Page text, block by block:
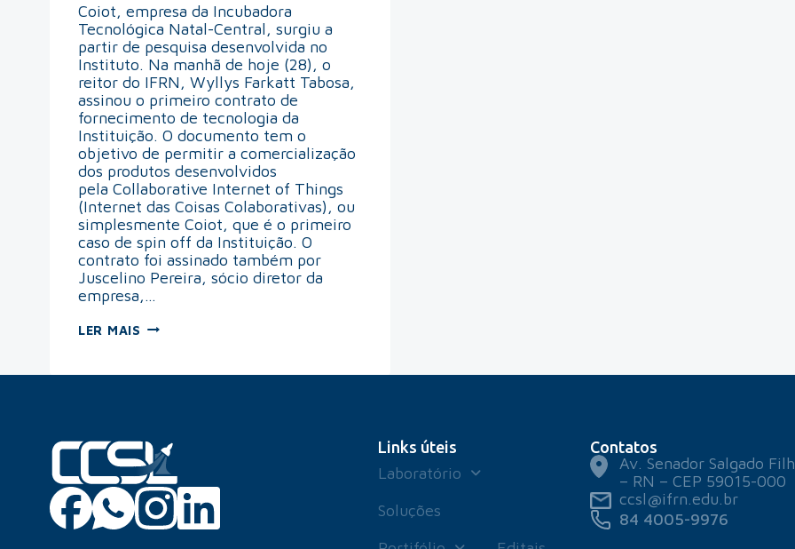
Coiot, empresa da Incubadora
Tecnológica Natal-Central, surgiu a
partir de pesquisa desenvolvida no
Instituto. Na manhã de hoje (28), o
reitor do IFRN, Wyllys Farkatt Tabosa,
assinou o primeiro contrato de
fornecimento de tecnologia da
Instituição. O documento tem o
objetivo de permitir a comercialização
dos produtos desenvolvidos
pela Collaborative Internet of Things
(Internet das Coisas Colaborativas), ou
simplesmente Coiot, que é o primeiro
caso de spin off da Instituição. O
contrato foi assinado também por
Juscelino Pereira, sócio diretor da
empresa,…
LER MAIS
Links úteis
Laboratório
Soluções
Contatos
Av. Senador Salgado
– RN – CEP 59015-000
ccsl@ifrn.edu.br
84 4005-9976